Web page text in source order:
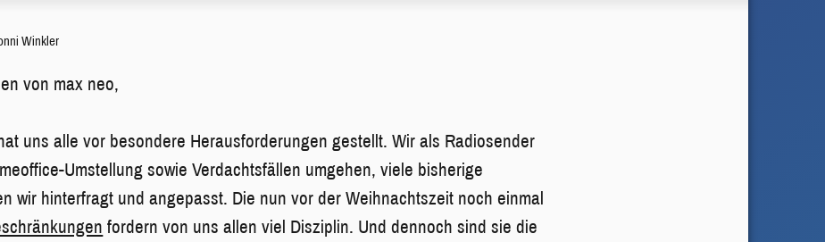
Winkler
von max neo,
uns alle vor besondere Herausforderungen gestellt. Wir als Radiosender
Umstellung sowie Verdachtsfällen umgehen, viele bisherige
wir hinterfragt und angepasst. Die nun vor der Weihnachtszeit noch einmal
fordern von uns allen viel Disziplin. Und dennoch sind sie die